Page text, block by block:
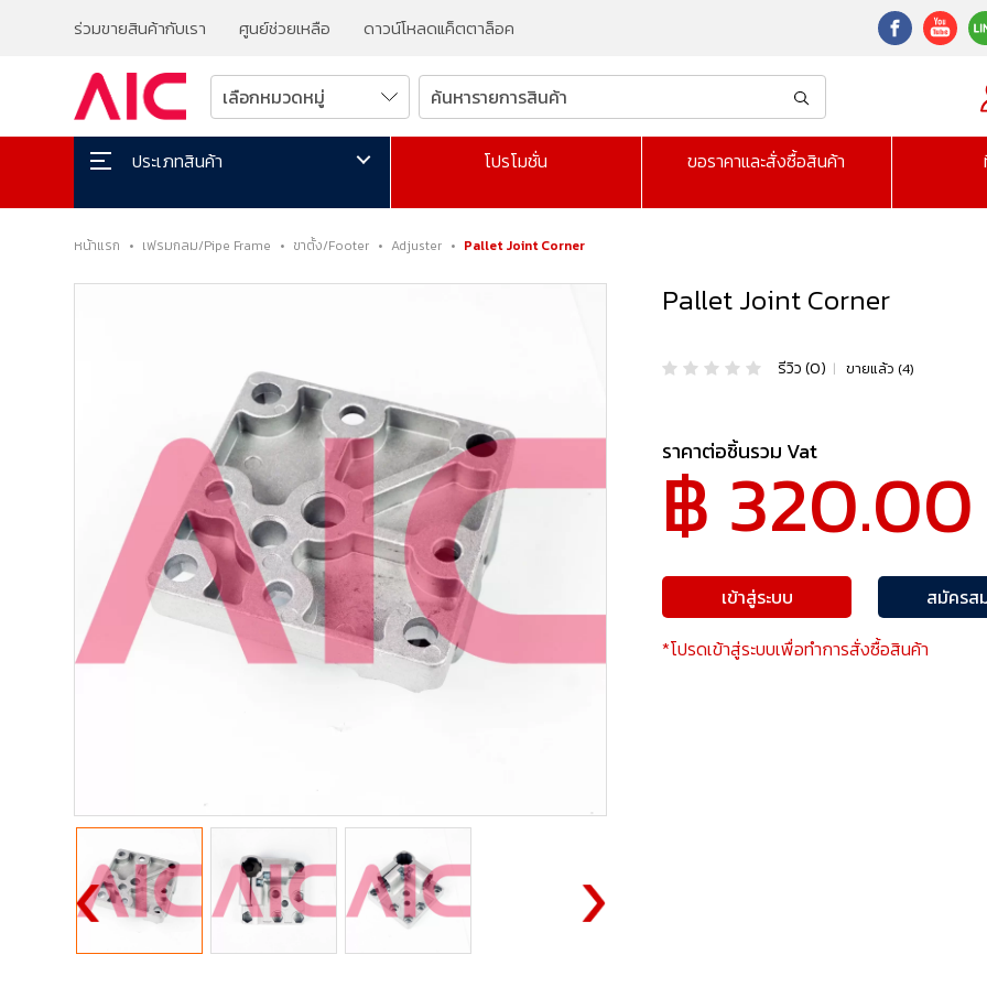
ร่วมขายสินค้ากับเรา ศูนย์ช่วยเหลือ ดาวน์โหลดแค็ตตาล็อค
ประเภทสินค้า โปรโมชั่น ขอราคาและสั่งซื้อสินค้า
หน้าแรก • เฟรมกลม/Pipe Frame • ขาตั้ง/Footer • Adjuster • Pallet Joint Corner
Pallet Joint Corner
รีวิว (0) | ขายแล้ว (4)
ราคาต่อชิ้นรวม Vat
฿ 320.00
เข้าสู่ระบบ
สมัครส
*โปรดเข้าสู่ระบบเพื่อทำการสั่งซื้อสินค้า